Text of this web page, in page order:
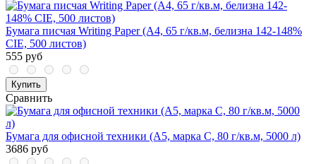
Бумага писчая Writing Paper (А4, 65 г/кв.м, белизна 142-148%
CIE, 500 листов)
555 руб
Купить
Сравнить
Бумага для офисной техники (А5, марка С, 80 г/кв.м, 5000 л)
3686 руб